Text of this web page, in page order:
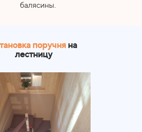
балясины.
поручняна
лестницу